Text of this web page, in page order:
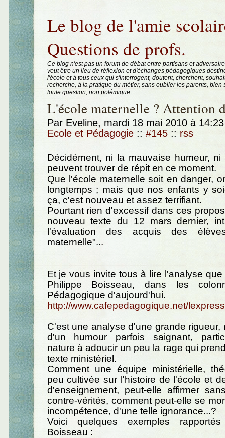
Le blog de l'amie
Questions de profs.
Ce blog n'est pas un forum de débat entre partisans et
veut être un lieu de réflexion et d'échanges pédagogiques
l'école et à tous ceux qui s'interrogent, doutent, cherchent,
recherche, à la pratique du métier, sans oublier les parents, bien
toute question, non polémique...
L'école maternelle ? Attention
Par Eveline, mardi 18 mai 2010 à
Ecole et Pédagogie :: #145 :: rss
Décidément, ni la mauvaise humeur,
peuvent trouver de répit en ce moment.
Que l'école maternelle soit en danger,
longtemps ; mais que nos enfants y
ça, c'est nouveau et assez terrifiant.
Pourtant rien d'excessif dans ces
nouveau texte du 12 mars dernier,
l'évaluation des acquis des
maternelle"...
Et je vous invite tous à lire l'analyse
Philippe Boisseau, dans les
Pédagogique d'aujourd'hui.
http://www.cafepedagogique.net/
C'est une analyse d'une grande rigueur,
d'un humour parfois saignant,
nature à adoucir un peu la rage qui
texte ministériel.
Comment une équipe ministérielle,
peu cultivée sur l'histoire de l'école et
d'enseignement, peut-elle affirmer
contre-vérités, comment peut-elle se
incompétence, d'une telle ignorance...?
Voici quelques exemples
Boisseau :